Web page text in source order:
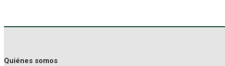
Quiénes somos